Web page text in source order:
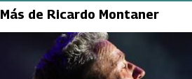
Más de Ricardo Montaner